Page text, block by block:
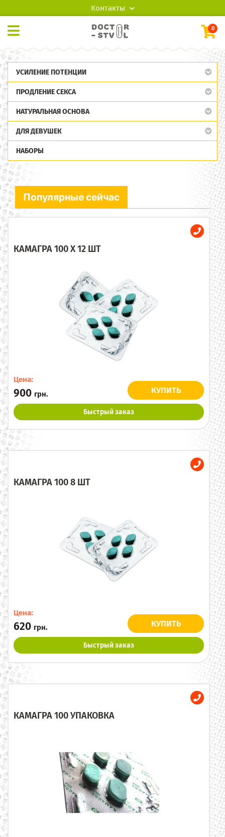
Контакты
0
УСИЛЕНИЕ ПОТЕНЦИИ
ПРОДЛЕНИЕ СЕКСА
НАТУРАЛЬНАЯ ОСНОВА
ДЛЯ ДЕВУШЕК
НАБОРЫ
Популярные сейчас
КАМАГРА 100 X 12 ШТ
Цена:
900 грн. КУПИТЬ
Быстрый заказ
КАМАГРА 100 8 ШТ
Цена:
620 грн. КУПИТЬ
Быстрый заказ
КАМАГРА 100 УПАКОВКА